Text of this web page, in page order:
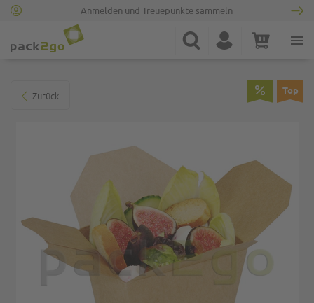
Anmelden und Treuepunkte sammeln
Suche Konto Warenkorb
Zurück Top